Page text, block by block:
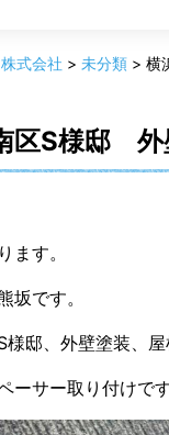
式会社 > 未分類 > 横
区S様邸
ます。
坂です。
様邸、外壁塗装、
ーサー取り付けです